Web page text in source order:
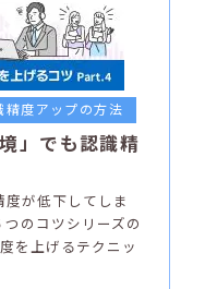
精度アップの方法
」でも認識精
が低下してしま
のコツシリーズの
を上げるテクニッ